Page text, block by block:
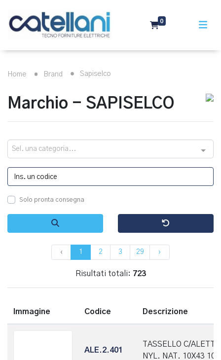
0
Home Brand Sapiselco
Marchio - SAPISELCO
Sel. una categoria...
Solo pronta consegna
‹ 1 2 3 29 ›
Risultati totali: 723
Immagine Codice Descrizione
ALE.2.401
TASSELLO C/ALETTE
NYL. NAT. 10X43